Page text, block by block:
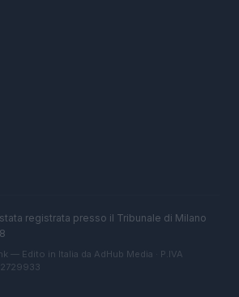
registrata presso il Tribunale di Milano
— Edito in Italia da AdHub Media · P.IVA